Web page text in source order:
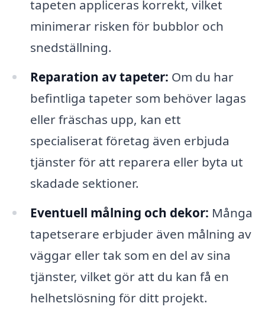
tapeten appliceras korrekt, vilket
minimerar risken för bubblor och
snedställning.
Reparation av tapeter: Om du har
befintliga tapeter som behöver lagas
eller fräschas upp, kan ett
specialiserat företag även erbjuda
tjänster för att reparera eller byta ut
skadade sektioner.
Eventuell målning och dekor: Många
tapetserare erbjuder även målning av
väggar eller tak som en del av sina
tjänster, vilket gör att du kan få en
helhetslösning för ditt projekt.